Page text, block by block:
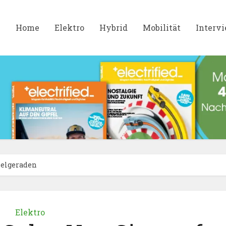
Home Elektro Hybrid Mobilität
Elektro